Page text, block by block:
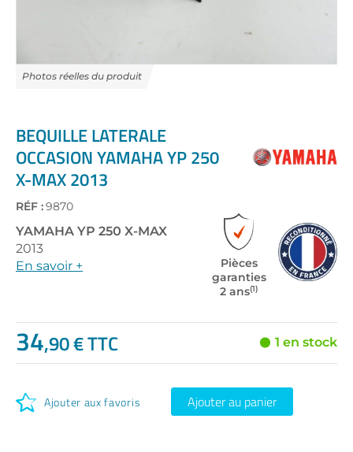
the
beginning
of
the
images
gallery
BEQUILLE LATERALE
OCCASION YAMAHA YP 250
X-MAX 2013
RÉF :9870
YAMAHA YP 250 X-MAX
2013
En savoir +
Pièces
garanties
2 ans(1)
34,90 € TTC 1 en stock
Ajouter aux favoris Ajouter au panier